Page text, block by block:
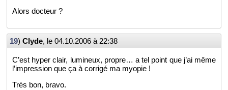
Alors doc­teur ?
19) Clyde, le 04.10.2006 à 22:38
C’est hyper clair, lu­mi­neux, propre… a tel point que j’ai même
l’im­pres­sion que ça à cor­rigé ma myo­pie !
Très bon, bravo.